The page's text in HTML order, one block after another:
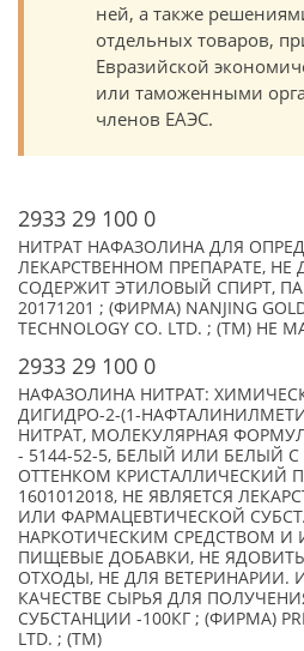
ней, а также
отдельных товаров,
Евразийской
или таможенными
членов ЕАЭС.
2933 29 100 0
НИТРАТ НАФАЗОЛИНА ДЛЯ
ЛЕКАРСТВЕННОМ ПРЕПАРАТЕ, НЕ
СОДЕРЖИТ ЭТИЛОВЫЙ СПИРТ,
20171201 ; (ФИРМА) NANJING
TECHNOLOGY CO. LTD. ; (TM) НЕ
2933 29 100 0
НАФАЗОЛИНА НИТРАТ:
ДИГИДРО-2-(1-
НИТРАТ, МОЛЕКУЛЯРНАЯ
- 5144-52-5, БЕЛЫЙ ИЛИ БЕЛЫЙ
ОТТЕНКОМ КРИСТАЛЛИЧЕСКИЙ
1601012018, НЕ ЯВЛЯЕТСЯ
ИЛИ ФАРМАЦЕВТИЧЕСКОЙ
НАРКОТИЧЕСКИМ СРЕДСТВОМ И
ПИЩЕВЫЕ ДОБАВКИ, НЕ
ОТХОДЫ, НЕ ДЛЯ ВЕТЕРИНАРИИ.
КАЧЕСТВЕ СЫРЬЯ ДЛЯ
СУБСТАНЦИИ -100КГ ; (ФИРМА)
LTD. ; (TM)